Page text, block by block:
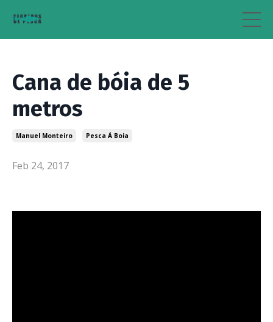
Cana de bóia de 5
metros
Manuel Monteiro Pesca Á Boia
Feb 24, 2017